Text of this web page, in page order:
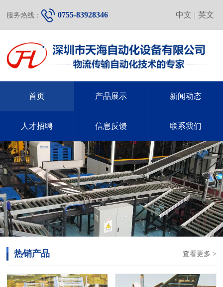
中文 | 英文
服务热线： 0755-83928346
首页 产品展示 新闻动态
人才招聘 信息反馈 联系我们
查看更多 >
热销产品